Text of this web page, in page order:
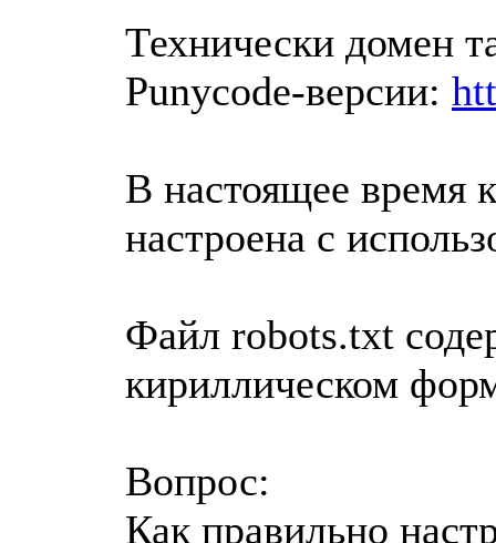
Технически домен
Punycode‑версии:
В настоящее время
настроена с
Файл robots.txt
кириллическом
Вопрос:
Как правильно